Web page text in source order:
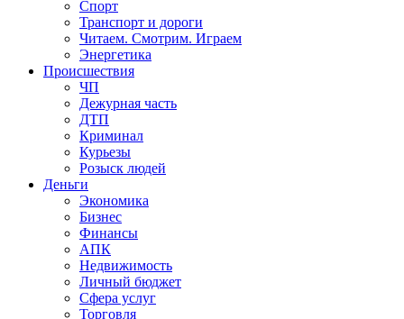
Спорт
Транспорт и дороги
Читаем. Смотрим. Играем
Энергетика
Происшествия
ЧП
Дежурная часть
ДТП
Криминал
Курьезы
Розыск людей
Деньги
Экономика
Бизнес
Финансы
АПК
Недвижимость
Личный бюджет
Сфера услуг
Торговля